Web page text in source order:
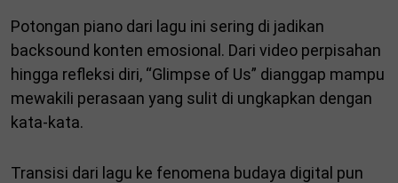
Potongan piano dari lagu ini sering di jadikan
backsound konten emosional. Dari video perpisahan
hingga refleksi diri, “Glimpse of Us” dianggap mampu
mewakili perasaan yang sulit di ungkapkan dengan
kata-kata.
Transisi dari lagu ke fenomena budaya digital pun